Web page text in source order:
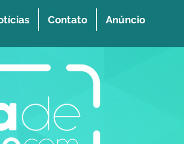
Contato Anúncio